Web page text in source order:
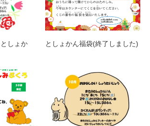
しょか
としょかん福袋(終了しました)